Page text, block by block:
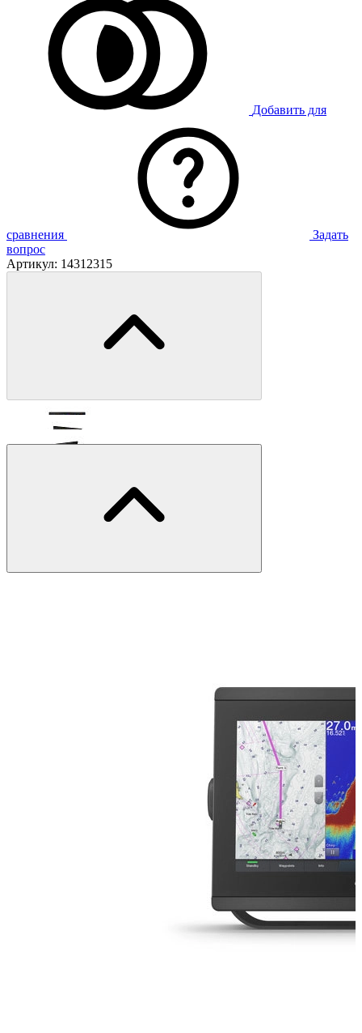
Добавить для
сравнения
Задать
вопрос
Артикул: 14312315